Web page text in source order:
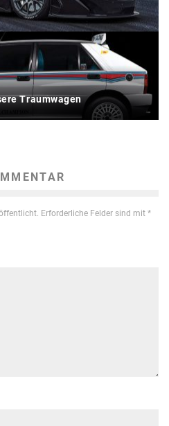
Traumwagen
Erforderliche Felder sind mit *